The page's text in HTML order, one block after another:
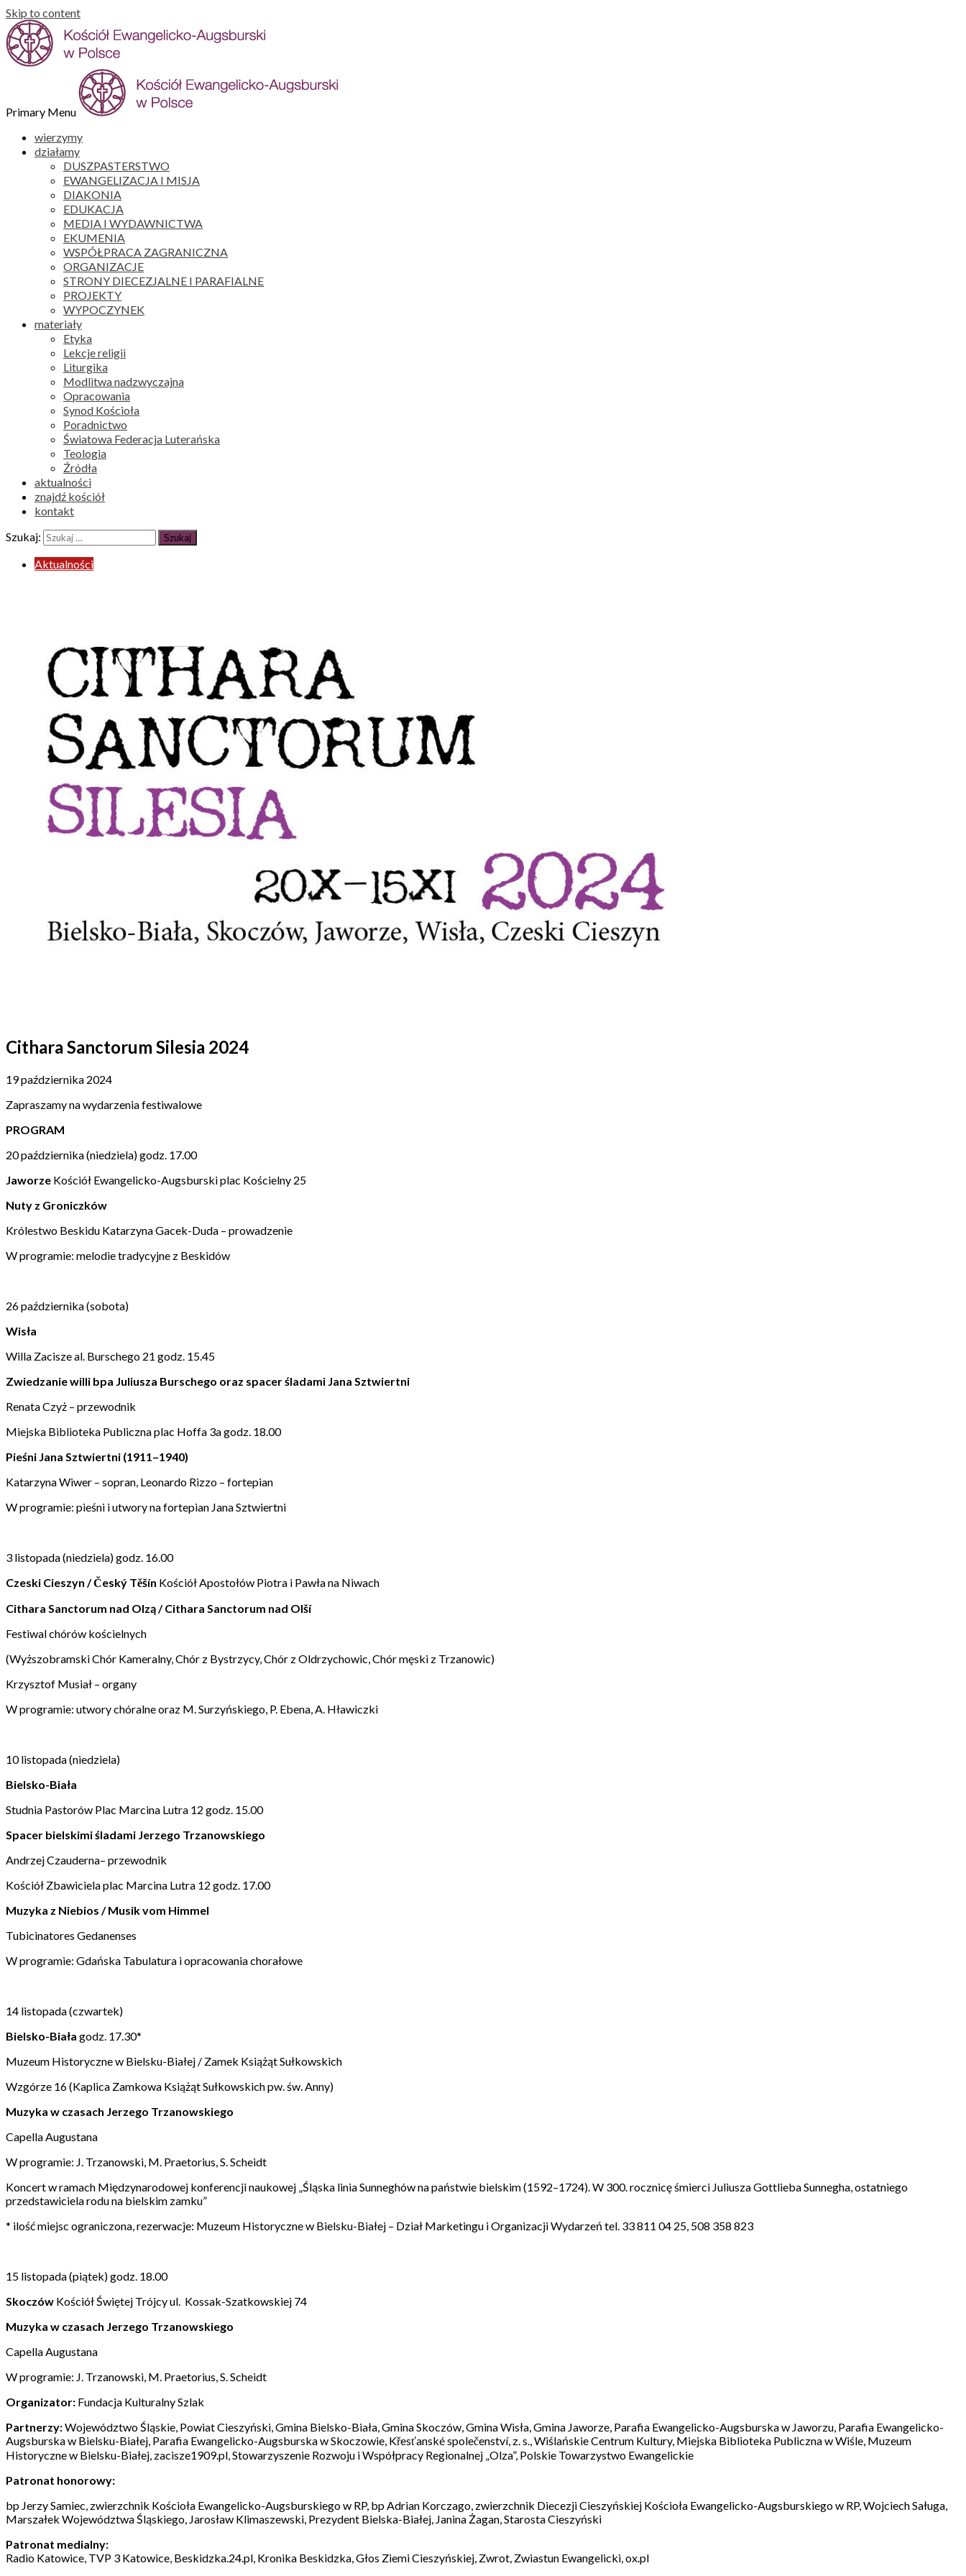
Skip to content
Primary Menu
wierzymy
działamy
DUSZPASTERSTWO
EWANGELIZACJA I MISJA
DIAKONIA
EDUKACJA
MEDIA I WYDAWNICTWA
EKUMENIA
WSPÓŁPRACA ZAGRANICZNA
ORGANIZACJE
STRONY DIECEZJALNE I PARAFIALNE
PROJEKTY
WYPOCZYNEK
materiały
Etyka
Lekcje religii
Liturgika
Modlitwa nadzwyczajna
Opracowania
Synod Kościoła
Poradnictwo
Światowa Federacja Luterańska
Teologia
Źródła
aktualności
znajdź kościół
kontakt
Szukaj:
Aktualności
Cithara Sanctorum Silesia 2024
19 października 2024
Zapraszamy na wydarzenia festiwalowe
PROGRAM
20 października (niedziela) godz. 17.00
Jaworze Kościół Ewangelicko-Augsburski plac Kościelny 25
Nuty z Groniczków
Królestwo Beskidu Katarzyna Gacek-Duda – prowadzenie
W programie: melodie tradycyjne z Beskidów
26 października (sobota)
Wisła
Willa Zacisze al. Burschego 21 godz. 15.45
Zwiedzanie willi bpa Juliusza Burschego oraz spacer śladami Jana Sztwiertni
Renata Czyż – przewodnik
Miejska Biblioteka Publiczna plac Hoffa 3a godz. 18.00
Pieśni Jana Sztwiertni (1911–1940)
Katarzyna Wiwer – sopran, Leonardo Rizzo – fortepian
W programie: pieśni i utwory na fortepian Jana Sztwiertni
3 listopada (niedziela) godz. 16.00
Czeski Cieszyn / Český Těšín Kościół Apostołów Piotra i Pawła na Niwach
Cithara Sanctorum nad Olzą / Cithara Sanctorum nad Olší
Festiwal chórów kościelnych
(Wyższobramski Chór Kameralny, Chór z Bystrzycy, Chór z Oldrzychowic, Chór męski z Trzanowic)
Krzysztof Musiał – organy
W programie: utwory chóralne oraz M. Surzyńskiego, P. Ebena, A. Hławiczki
10 listopada (niedziela)
Bielsko-Biała
Studnia Pastorów Plac Marcina Lutra 12 godz. 15.00
Spacer bielskimi śladami Jerzego Trzanowskiego
Andrzej Czauderna– przewodnik
Kościół Zbawiciela plac Marcina Lutra 12 godz. 17.00
Muzyka z Niebios / Musik vom Himmel
Tubicinatores Gedanenses
W programie: Gdańska Tabulatura i opracowania chorałowe
14 listopada (czwartek)
Bielsko-Biała godz. 17.30*
Muzeum Historyczne w Bielsku-Białej / Zamek Książąt Sułkowskich
Wzgórze 16 (Kaplica Zamkowa Książąt Sułkowskich pw. św. Anny)
Muzyka w czasach Jerzego Trzanowskiego
Capella Augustana
W programie: J. Trzanowski, M. Praetorius, S. Scheidt
Koncert w ramach Międzynarodowej konferencji naukowej „Śląska linia Sunneghów na państwie bielskim (1592–1724). W 300. rocznicę śmierci Juliusza Gottlieba Sunnegha, ostatniego
przedstawiciela rodu na bielskim zamku”
* ilość miejsc ograniczona, rezerwacje: Muzeum Historyczne w Bielsku-Białej – Dział Marketingu i Organizacji Wydarzeń tel. 33 811 04 25, 508 358 823
15 listopada (piątek) godz. 18.00
Skoczów Kościół Świętej Trójcy ul. Kossak-Szatkowskiej 74
Muzyka w czasach Jerzego Trzanowskiego
Capella Augustana
W programie: J. Trzanowski, M. Praetorius, S. Scheidt
Organizator: Fundacja Kulturalny Szlak
Partnerzy:Województwo Śląskie, Powiat Cieszyński, Gmina Bielsko-Biała, Gmina Skoczów, Gmina Wisła, Gmina Jaworze, Parafia Ewangelicko-Augsburska w Jaworzu, Parafia Ewangelicko-
Augsburska w Bielsku-Białej, Parafia Ewangelicko-Augsburska w Skoczowie, Křesťanské společenství, z. s., Wiślańskie Centrum Kultury, Miejska Biblioteka Publiczna w Wiśle, Muzeum
Historyczne w Bielsku-Białej, zacisze1909.pl, Stowarzyszenie Rozwoju i Współpracy Regionalnej „Olza”, Polskie Towarzystwo Ewangelickie
Patronat honorowy:
bp Jerzy Samiec, zwierzchnik Kościoła Ewangelicko-Augsburskiego w RP, bp Adrian Korczago, zwierzchnik Diecezji Cieszyńskiej Kościoła Ewangelicko-Augsburskiego w RP, Wojciech Saługa,
Marszałek Województwa Śląskiego, Jarosław Klimaszewski, Prezydent Bielska-Białej, Janina Żagan, Starosta Cieszyński
Patronat medialny:
Radio Katowice, TVP 3 Katowice, Beskidzka.24.pl, Kronika Beskidzka, Głos Ziemi Cieszyńskiej, Zwrot, Zwiastun Ewangelicki, ox.pl